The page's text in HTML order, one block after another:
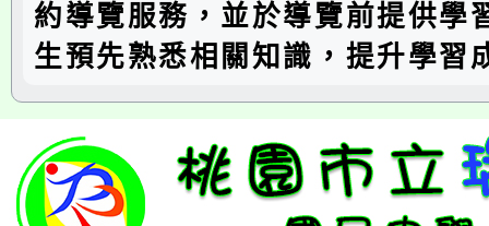
約導覽服務，並於導覽前提供學
生預先熟悉相關知識，提升學習